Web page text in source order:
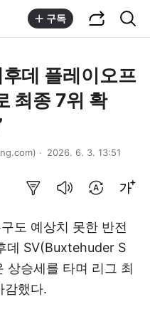
구독
데 플레이오프
최종 7위 확
2026. 6. 3. 13:51
도 예상치 못한 반전
데 SV(Buxtehuder S
상승세를 타며 리그 최
감했다.